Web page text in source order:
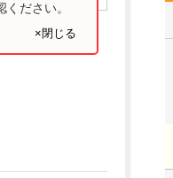
ださい。
×閉じる